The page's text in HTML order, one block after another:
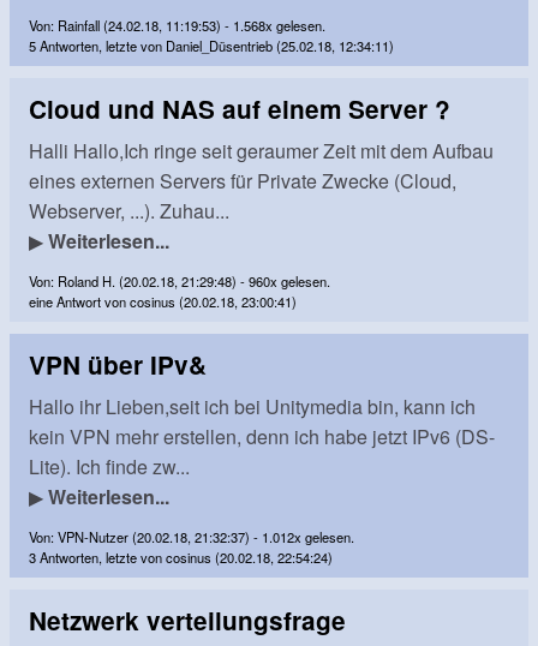
Von: Rainfall (24.02.18, 11:19:53) - 1.568x gelesen.
5 Antworten, letzte von Daniel_Düsentrieb (25.02.18, 12:34:11)
Cloud und NAS auf einem Server ?
Halli Hallo,Ich ringe seit geraumer Zeit mit dem Aufbau
eines externen Servers für Private Zwecke (Cloud,
Webserver, ...). Zuhau...
▶Weiterlesen...
Von: Roland H. (20.02.18, 21:29:48) - 960x gelesen.
eine Antwort von cosinus (20.02.18, 23:00:41)
VPN über IPv&
Hallo ihr Lieben,seit ich bei Unitymedia bin, kann ich
kein VPN mehr erstellen, denn ich habe jetzt IPv6 (DS-
Lite). Ich finde zw...
▶Weiterlesen...
Von: VPN-Nutzer (20.02.18, 21:32:37) - 1.012x gelesen.
3 Antworten, letzte von cosinus (20.02.18, 22:54:24)
Netzwerk verteilungsfrage